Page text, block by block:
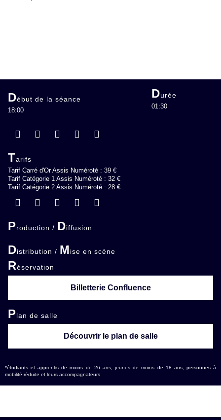
Début de la séance
18:00
Durée
01:30
Tarifs
Tarif Carré d'Or Assis Numéroté : 39 €
Tarif Catégorie 1 Assis Numéroté : 32 €
Tarif Catégorie 2 Assis Numéroté : 28 €
Production / Diffusion
Distribution / Mise en scène
Réservation
Billetterie Confluence
Plan de salle
Découvrir le plan de salle
*étudiants et apprentis de moins de 26 ans, jeunes de moins de 18 ans, personnes à
mobilité réduite et leurs accompagnateurs